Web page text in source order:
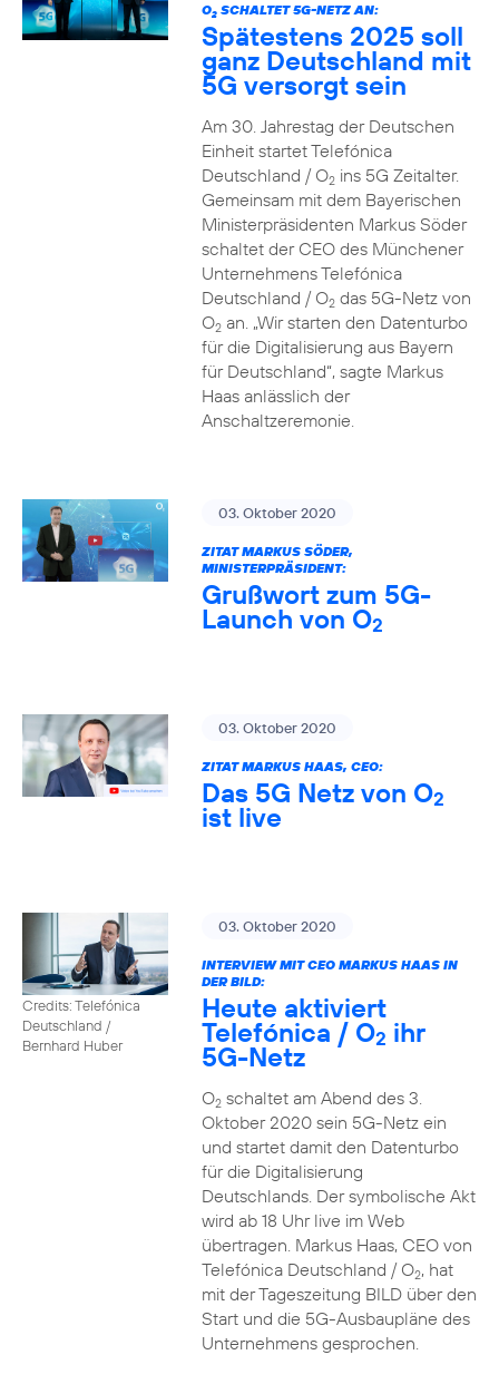
O2SCHALTET 5G-NETZ AN:
Spätestens 2025 soll
ganz Deutschland mit
5G versorgt sein
Am 30. Jahrestag der Deutschen
Einheit startet Telefónica
Deutschland / O2ins 5G Zeitalter.
Gemeinsam mit dem Bayerischen
Ministerpräsidenten Markus Söder
schaltet der CEO des Münchener
Unternehmens Telefónica
Deutschland / O2das 5G-Netz von
O2an. „Wir starten den Datenturbo
für die Digitalisierung aus Bayern
für Deutschland“, sagte Markus
Haas anlässlich der
Anschaltzeremonie.
03. Oktober 2020
ZITAT MARKUS SÖDER,
MINISTERPRÄSIDENT:
Grußwort zum 5G-
Launch von O2
03. Oktober 2020
ZITAT MARKUS HAAS, CEO:
Das 5G Netz von O2
ist live
Credits: Telefónica
Deutschland /
Bernhard Huber
03. Oktober 2020
INTERVIEW MIT CEO MARKUS HAAS IN
DER BILD:
Heute aktiviert
Telefónica / O2 ihr
5G-Netz
O2schaltet am Abend des 3.
Oktober 2020 sein 5G-Netz ein
und startet damit den Datenturbo
für die Digitalisierung
Deutschlands. Der symbolische Akt
wird ab 18 Uhr live im Web
übertragen. Markus Haas, CEO von
Telefónica Deutschland / O2, hat
mit der Tageszeitung BILD über den
Start und die 5G-Ausbaupläne des
Unternehmens gesprochen.